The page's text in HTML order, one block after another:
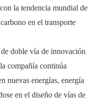
la tendencia mundial de
en el transporte
doble vía de innovación
compañía continúa
nuevas energías, energía
en el diseño de vías de